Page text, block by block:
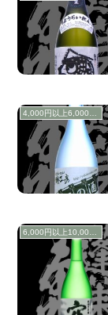
4,000円以上6,000円未満
6,000円以上10,000円未満